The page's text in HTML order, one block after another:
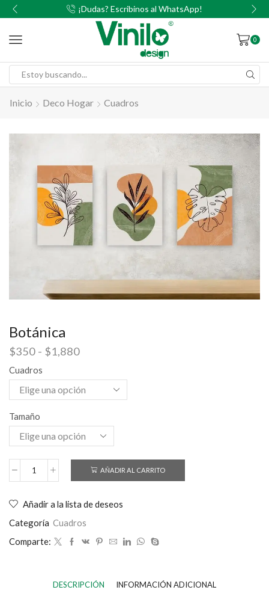
¡Dudas? Escribinos al WhatsApp!
0
Inicio Deco Hogar Cuadros
Botánica
$350 - $1,880
Cuadros
Tamaño
AÑADIR AL CARRITO
Añadir a la lista de deseos
Categoría Cuadros
Comparte:
DESCRIPCIÓN INFORMACIÓN ADICIONAL